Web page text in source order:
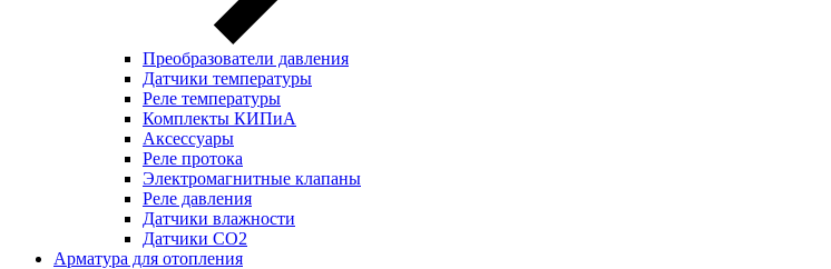
Преобразователи давления
Датчики температуры
Реле температуры
Комплекты КИПиА
Аксессуары
Реле протока
Электромагнитные клапаны
Реле давления
Датчики влажности
Датчики CO2
Арматура для отопления